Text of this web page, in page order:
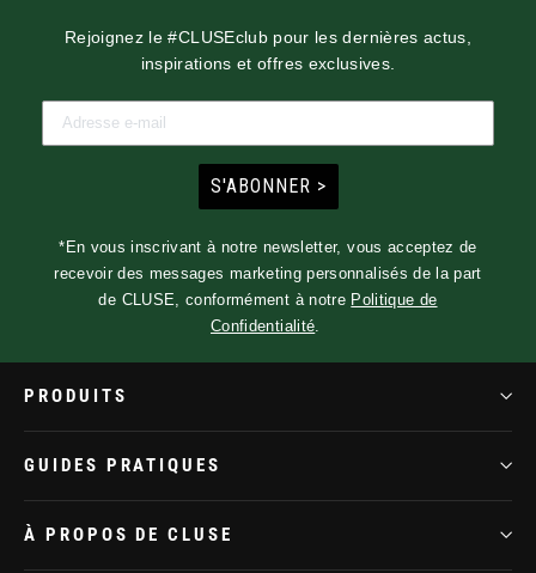
Rejoignez le #CLUSEclub pour les dernières actus,
inspirations et offres exclusives.
S'ABONNER >
*En vous inscrivant à notre newsletter, vous acceptez de
recevoir des messages marketing personnalisés de la part
de CLUSE, conformément à notre Politique de
Confidentialité
PRODUITS
GUIDES PRATIQUES
À PROPOS DE CLUSE